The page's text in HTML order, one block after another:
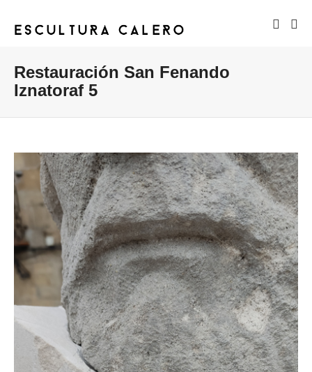
Restauración San Fenando
Iznatoraf 5